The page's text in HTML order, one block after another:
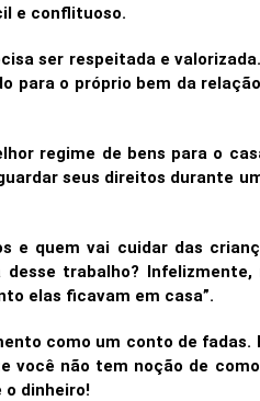
e conflituoso.
ser respeitada e
o próprio bem da
regime de bens para o
seus direitos durante
quem vai cuidar das
trabalho?
elas ficavam em casa”.
como um conto de fadas.
não tem noção de
o dinheiro!